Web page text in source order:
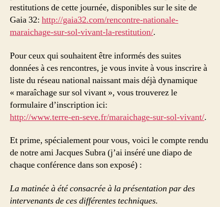
restitutions de cette journée, disponibles sur le site de
Gaia 32: http://gaia32.com/rencontre-nationale-
maraichage-sur-sol-vivant-la-restitution/.
Pour ceux qui souhaitent être informés des suites
données à ces rencontres, je vous invite à vous inscrire à
liste du réseau national naissant mais déjà dynamique
« maraîchage sur sol vivant », vous trouverez le
formulaire d’inscription ici:
http://www.terre-en-seve.fr/maraichage-sur-sol-vivant/.
Et prime, spécialement pour vous, voici le compte rendu
de notre ami Jacques Subra (j’ai inséré une diapo de
chaque conférence dans son exposé) :
La matinée à été consacrée à la présentation par des
intervenants de ces différentes techniques.